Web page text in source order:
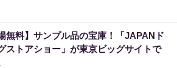
無料】サンプル品の宝庫！「JAPANド
ストアショー」が東京ビッグサイトで